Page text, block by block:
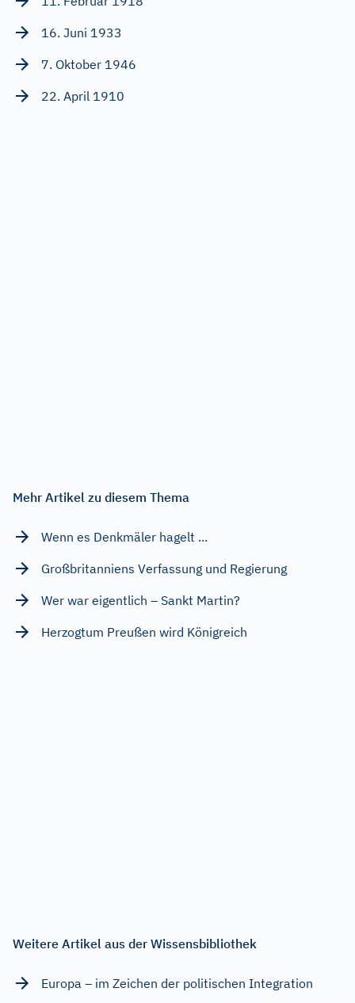
16. Juni 1933
7. Oktober 1946
22. April 1910
Mehr Artikel zu diesem Thema
Wenn es Denkmäler hagelt ...
Großbritanniens Verfassung und Regierung
Wer war eigentlich – Sankt Martin?
Herzogtum Preußen wird Königreich
Weitere Artikel aus der Wissensbibliothek
Europa – im Zeichen der politischen Integration